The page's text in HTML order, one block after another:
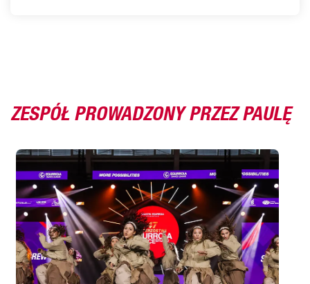
ZESPÓŁ PROWADZONY PRZEZ PAULĘ